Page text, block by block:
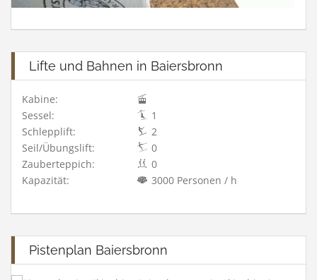
Lifte und Bahnen in Baiersbronn
Kabine:
Sessel:
1
Schlepplift:
2
Seil/Übungslift:
0
Zauberteppich:
0
Kapazität:
3000 Personen / h
Pistenplan Baiersbronn